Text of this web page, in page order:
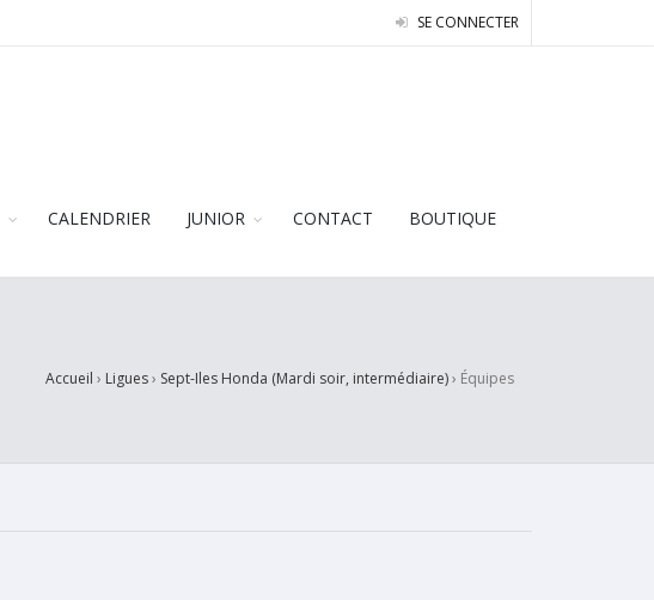
SE CONNECTER
CALENDRIER JUNIOR CONTACT BOUTIQUE
Accueil › Ligues› Sept-Iles Honda (Mardi soir, intermédiaire)› Équipes